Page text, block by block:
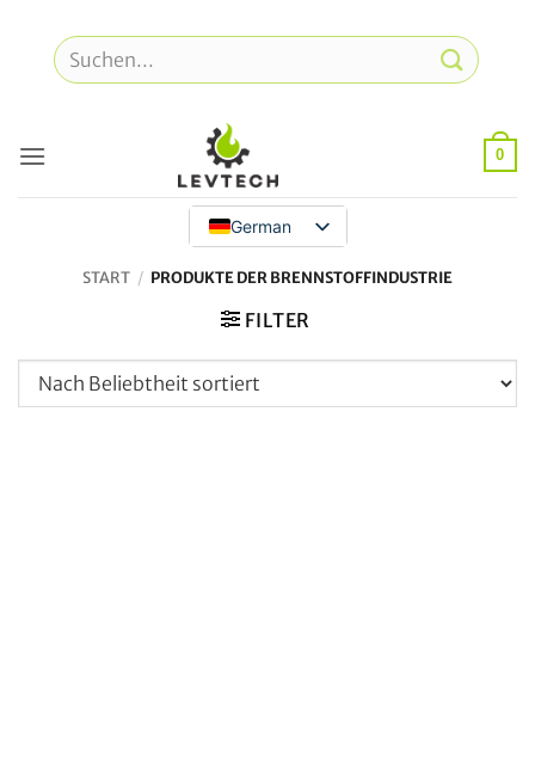
springen
Suche
nach:
0
German
START / PRODUKTE DER BRENNSTOFFINDUSTRIE
FILTER